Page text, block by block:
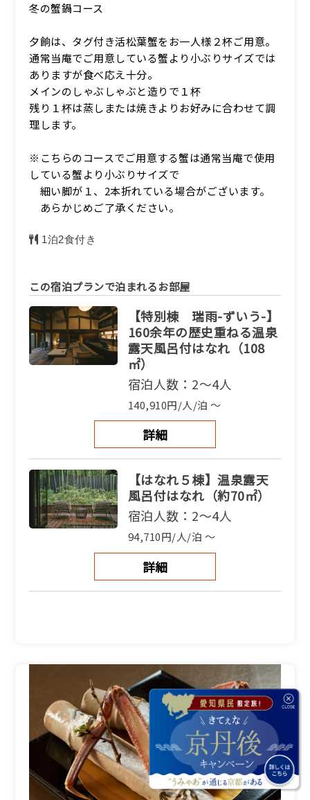
冬の蟹鍋コース
夕餉は、タグ付き活松葉蟹をお一人様２杯ご用意。
通常当庵でご用意している蟹より小ぶりサイズでは
ありますが食べ応え十分。
メインのしゃぶしゃぶと造りで１杯
残り１杯は蒸しまたは焼きよりお好みに合わせて調
理します。
※こちらのコースでご用意する蟹は通常当庵で使用
している蟹より小ぶりサイズで
細い脚が１、2本折れている場合がございます。
あらかじめご了承ください。
1泊2食付き
この宿泊プランで泊まれるお部屋
【特別棟 瑞雨-ずいう-】
160余年の歴史重ねる温泉
露天風呂付はなれ（108
㎡）
宿泊人数：2～4人
140,910円/人/泊 ～
詳細
【はなれ５棟】温泉露天
風呂付はなれ（約70㎡）
宿泊人数：2～4人
94,710円/人/泊 ～
詳細